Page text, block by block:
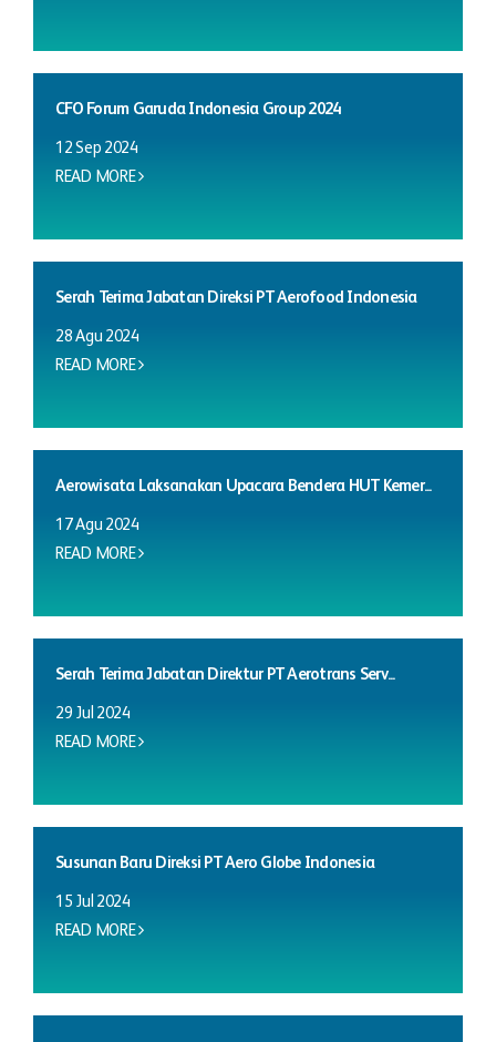
CFO Forum Garuda Indonesia Group 2024
12 Sep 2024
READ MORE
Serah Terima Jabatan Direksi PT Aerofood Indonesia
28 Agu 2024
READ MORE
Aerowisata Laksanakan Upacara Bendera HUT Kemer...
17 Agu 2024
READ MORE
Serah Terima Jabatan Direktur PT Aerotrans Serv...
29 Jul 2024
READ MORE
Susunan Baru Direksi PT Aero Globe Indonesia
15 Jul 2024
READ MORE